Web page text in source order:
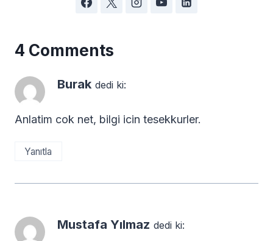
4 Comments
Burak dedi ki:
Anlatim cok net, bilgi icin tesekkurler.
Yanıtla
Mustafa Yılmaz dedi ki: